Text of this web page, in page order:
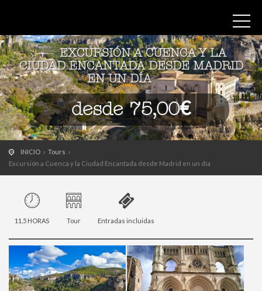
EXCURSIÓN A CUENCA Y LA
CIUDAD ENCANTADA DESDE MADRID
EN UN DÍA
desde 75,00€
INICIO
Tours
Excursión a Cuenca y la Ciudad Encantada desde Madrid en un día
11,5 HORAS Tour Entradas incluidas